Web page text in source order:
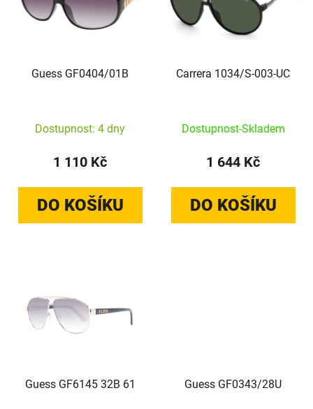
Guess GF0404/01B
Dostupnost: 4 dny
1 110 Kč
DO KOŠÍKU
Carrera 1034/S-003-UC
Dostupnost-Skladem
1 644 Kč
DO KOŠÍKU
Guess GF6145 32B 61 Guess GF0343/28U